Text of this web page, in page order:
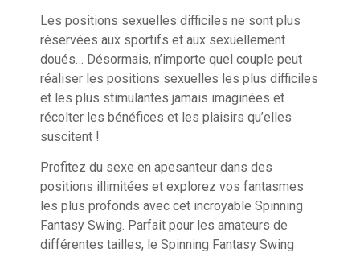
Les positions sexuelles difficiles ne sont plus
réservées aux sportifs et aux sexuellement
doués… Désormais, n’importe quel couple peut
réaliser les positions sexuelles les plus difficiles
et les plus stimulantes jamais imaginées et
récolter les bénéfices et les plaisirs qu’elles
suscitent !
Profitez du sexe en apesanteur dans des
positions illimitées et explorez vos fantasmes
les plus profonds avec cet incroyable Spinning
Fantasy Swing. Parfait pour les amateurs de
différentes tailles, le Spinning Fantasy Swing